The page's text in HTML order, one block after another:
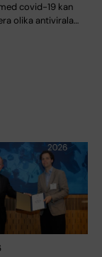
covid-19 kan
olika antivirala…